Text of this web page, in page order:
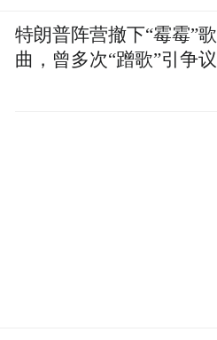
特朗普阵营撤下“霉霉”歌
曲，曾多次“蹭歌”引争议